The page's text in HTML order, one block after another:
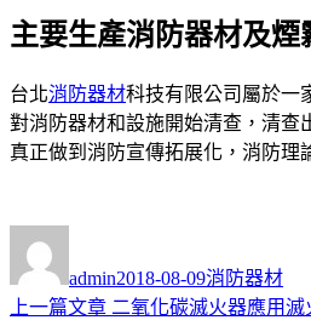
容
主要生產消防器材及
台北消防器材科技有限公司屬於一
對消防器材和設施開始清查，清查
真正做到消防宣傳拓展化，消防理
者
admin佈
日
2018-08-09類
消防器材
上一篇文章 上
二氧化碳滅火器應用